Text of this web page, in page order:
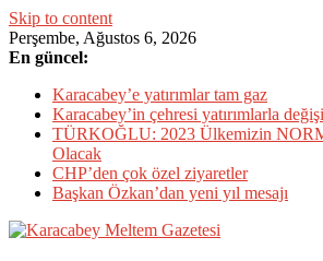
Skip to content
Perşembe, Ağustos 6, 2026
En güncel:
Karacabey’e yatırımlar tam gaz
Karacabey’in çehresi yatırımlarla
TÜRKOĞLU: 2023 Ülkemizin
Olacak
CHP’den çok özel ziyaretler
Başkan Özkan’dan yeni yıl mesajı